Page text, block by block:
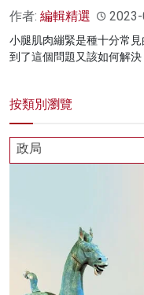
作者: 編輯精選
小腿肌肉繃緊是種十分常
到了這個問題又該如何解決
按類別瀏覽
政局